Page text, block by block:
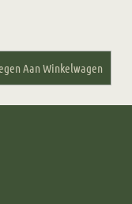
Aan Winkelwagen